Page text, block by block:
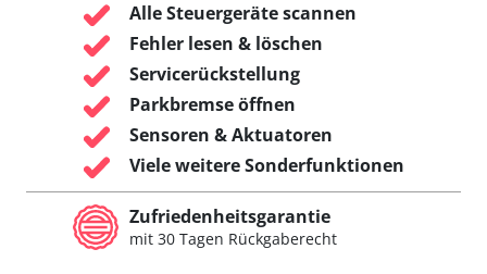
Alle Steuergeräte scannen
Fehler lesen & löschen
Servicerückstellung
Parkbremse öffnen
Sensoren & Aktuatoren
Viele weitere Sonderfunktionen
Zufriedenheitsgarantie
mit 30 Tagen Rückgaberecht